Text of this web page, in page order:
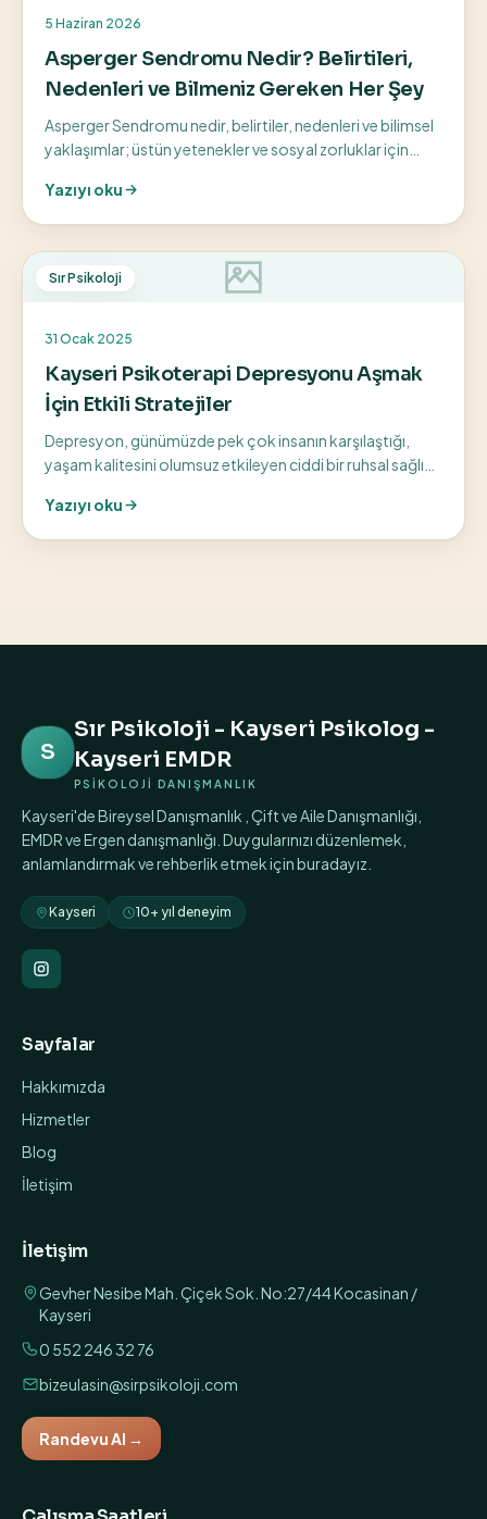
5 Haziran 2026
Asperger Sendromu Nedir? Belirtileri,
Nedenleri ve Bilmeniz Gereken Her Şey
Asperger Sendromu nedir, belirtiler, nedenleri ve bilimsel
yaklaşımlar; üstün yetenekler ve sosyal zorluklar için
Yazıyı oku
Sır Psikoloji
31 Ocak 2025
Kayseri Psikoterapi Depresyonu Aşmak
İçin Etkili Stratejiler
Depresyon, günümüzde pek çok insanın karşılaştığı,
yaşam kalitesini olumsuz etkileyen ciddi bir ruhsal sağlık
Yazıyı oku
S
Sır Psikoloji - Kayseri Psikolog -
Kayseri EMDR
PSİKOLOJİ DANIŞMANLIK
Kayseri'de Bireysel Danışmanlık , Çift ve Aile Danışmanlığı,
EMDR ve Ergen danışmanlığı. Duygularınızı düzenlemek,
anlamlandırmak ve rehberlik etmek için buradayız.
Kayseri 10+ yıl deneyim
Sayfalar
Hakkımızda
Hizmetler
Blog
İletişim
İletişim
Gevher Nesibe Mah. Çiçek Sok. No:27/44 Kocasinan /
Kayseri
0 552 246 32 76
bizeulasin@sirpsikoloji.com
Randevu Al →